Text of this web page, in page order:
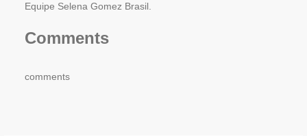
Equipe Selena Gomez Brasil.
Comments
comments